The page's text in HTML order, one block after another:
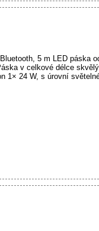
5 m LED páska
v celkové délce
1× 24 W, s úrovní